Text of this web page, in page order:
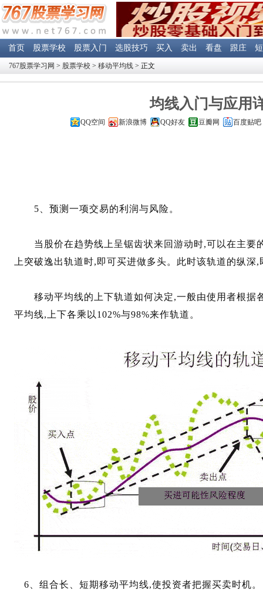
首页 股票学校 股票入门 选股技巧 买入 卖出 看盘 跟庄
767股票学习网 > 股票学校 > 移动平均线 > 正文
均线入门与应用
QQ空间 新浪微博 QQ好友 豆瓣网 百度贴吧
5、预测一项交易的利润与风险。
当股价在趋势线上呈锯齿状来回游动时,可以在主要
上突破逸出轨道时,即可买进做多头。此时该轨道的纵
移动平均线的上下轨道如何决定,一般由使用者根据
平均线,上下各乘以102%与98%来作轨道。
6、组合长、短期移动平均线,使投资者把握买卖时机。